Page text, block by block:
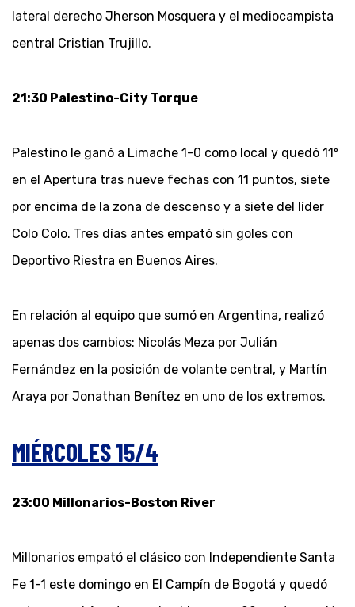
lateral derecho Jherson Mosquera y el mediocampista
central Cristian Trujillo.
21:30 Palestino-City Torque
Palestino le ganó a Limache 1-0 como local y quedó 11º
en el Apertura tras nueve fechas con 11 puntos, siete
por encima de la zona de descenso y a siete del líder
Colo Colo. Tres días antes empató sin goles con
Deportivo Riestra en Buenos Aires.
En relación al equipo que sumó en Argentina, realizó
apenas dos cambios: Nicolás Meza por Julián
Fernández en la posición de volante central, y Martín
Araya por Jonathan Benítez en uno de los extremos.
MIÉRCOLES 15/4
23:00 Millonarios-Boston River
Millonarios empató el clásico con Independiente Santa
Fe 1-1 este domingo en El Campín de Bogotá y quedó